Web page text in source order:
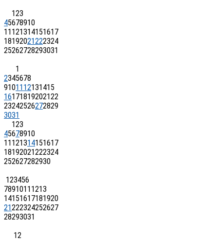
123
45678910
11121314151617
18192021222324
25262728293031
1
2345678
9101112131415
16171819202122
23242526272829
3031
123
45678910
11121314151617
18192021222324
252627282930
123456
78910111213
14151617181920
21222324252627
28293031
12